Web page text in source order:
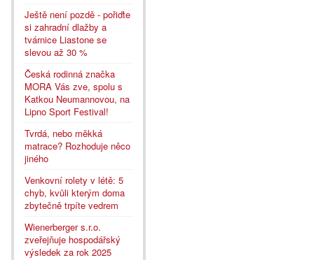
Ještě není pozdě - pořiďte
si zahradní dlažby a
tvárnice Liastone se
slevou až 30 %
Česká rodinná značka
MORA Vás zve, spolu s
Katkou Neumannovou, na
Lipno Sport Festival!
Tvrdá, nebo měkká
matrace? Rozhoduje něco
jiného
Venkovní rolety v létě: 5
chyb, kvůli kterým doma
zbytečně trpíte vedrem
Wienerberger s.r.o.
zveřejňuje hospodářský
výsledek za rok 2025